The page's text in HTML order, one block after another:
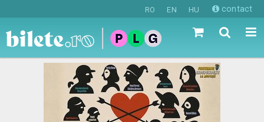
RO EN HU contact